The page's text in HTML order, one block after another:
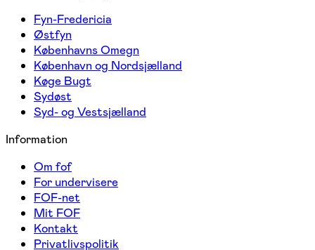
Fyn-Fredericia
Østfyn
Københavns Omegn
København og Nordsjælland
Køge Bugt
Sydøst
Syd- og Vestsjælland
Information
Om fof
For undervisere
FOF-net
Mit FOF
Kontakt
Privatlivspolitik